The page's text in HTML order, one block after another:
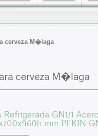
cerveza M�laga
cerveza M�laga
Refrigerada GN1/1
mm PEKIN